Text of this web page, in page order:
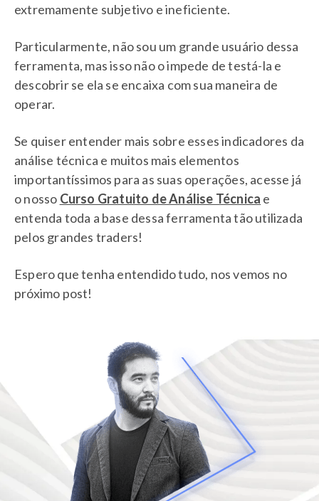
extremamente subjetivo e ineficiente.
Particularmente, não sou um grande usuário dessa
ferramenta, mas isso não o impede de testá-la e
descobrir se ela se encaixa com sua maneira de
operar.
Se quiser entender mais sobre esses indicadores da
análise técnica e muitos mais elementos
importantíssimos para as suas operações, acesse já
o nosso Curso Gratuito de Análise Técnica e
entenda toda a base dessa ferramenta tão utilizada
pelos grandes traders!
Espero que tenha entendido tudo, nos vemos no
próximo post!